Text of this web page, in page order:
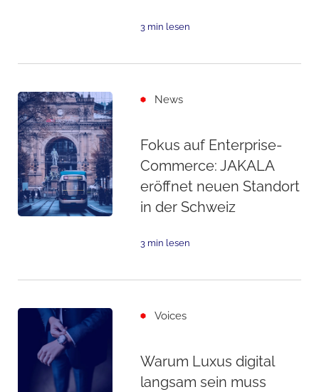
3 min lesen
News
Fokus auf Enterprise-
Commerce: JAKALA
eröffnet neuen Standort
in der Schweiz
3 min lesen
Voices
Warum Luxus digital
langsam sein muss